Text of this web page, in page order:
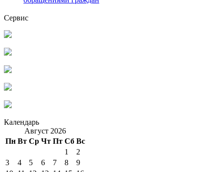
Сервис
Календарь
Август 2026
Пн Вт Ср Чт Пт Сб Вс
1
2
3
4 5 6 7 8
9